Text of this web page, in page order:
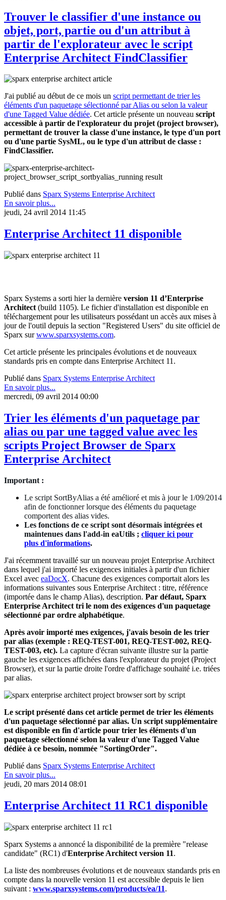
Trouver le classifier d'une instance ou
objet, port, partie ou d'un attribut à
partir de l'explorateur avec le script
Enterprise Architect FindClassifier
J'ai publié au début de ce mois un script permettant de trier les
éléments d'un paquetage sélectionné par Alias ou selon la valeur
d'une Tagged Value dédiée. Cet article présente un nouveau script
accessible à partir de l'explorateur du projet (project browser),
permettant de trouver la classe d'une instance, le type d'un port
ou d'une partie SysML, ou le type d'un attribut de classe :
FindClassifier.
Publié dans Sparx Systems Enterprise Architect
En savoir plus...
jeudi, 24 avril 2014 11:45
Enterprise Architect 11 disponible
Sparx Systems a sorti hier la dernière version 11 d’Enterprise
Architect (build 1105). Le fichier d'installation est disponible en
téléchargement pour les utilisateurs possédant un accès aux mises à
jour de l'outil depuis la section "Registered Users" du site officiel de
Sparx surwww.sparxsystems.com.
Cet article présente les principales évolutions et de nouveaux
standards pris en compte dans Enterprise Architect 11.
Publié dans Sparx Systems Enterprise Architect
En savoir plus...
mercredi, 09 avril 2014 00:00
Trier les éléments d'un paquetage par
alias ou par une tagged value avec les
scripts Project Browser de Sparx
Enterprise Architect
Important :
Le script SortByAlias a été amélioré et mis à jour le 1/09/2014
afin de fonctionner lorsque des éléments du paquetage
comportent des alias vides.
Les fonctions de ce script sont désormais intégrées et
maintenues dans l'add-in eaUtils ; cliquer ici pour
plus d'informations.
J'ai récemment travaillé sur un nouveau projet Enterprise Architect
dans lequel j'ai importé les exigences initiales à partir d'un fichier
Excel avec eaDocX. Chacune des exigences comportait alors les
informations suivantes sous Enterprise Architect : titre, référence
(importée dans le champ Alias), description. Par défaut, Sparx
Enterprise Architect tri le nom des exigences d'un paquetage
sélectionné par ordre alphabétique.
Après avoir importé mes exigences, j'avais besoin de les trier
par alias (exemple : REQ-TEST-001, REQ-TEST-002, REQ-
TEST-003, etc). La capture d'écran suivante illustre sur la partie
gauche les exigences affichées dans l'explorateur du projet (Project
Browser), et sur la partie droite l'ordre d'affichage souhaité i.e. triées
par alias.
Le script présenté dans cet article permet de trier les éléments
d'un paquetage sélectionné par alias. Un script supplémentaire
est disponible en fin d'article pour trier les éléments d'un
paquetage sélectionné selon la valeur d'une Tagged Value
dédiée à ce besoin, nommée "SortingOrder".
Publié dans Sparx Systems Enterprise Architect
En savoir plus...
jeudi, 20 mars 2014 08:01
Enterprise Architect 11 RC1 disponible
Sparx Systems a annoncé la disponibilité de la première "release
candidate" (RC1) d'Enterprise Architect version 11.
La liste des nombreuses évolutions et de nouveaux standards pris en
compte dans la nouvelle version 11 est accessible depuis le lien
suivant : www.sparxsystems.com/products/ea/11.